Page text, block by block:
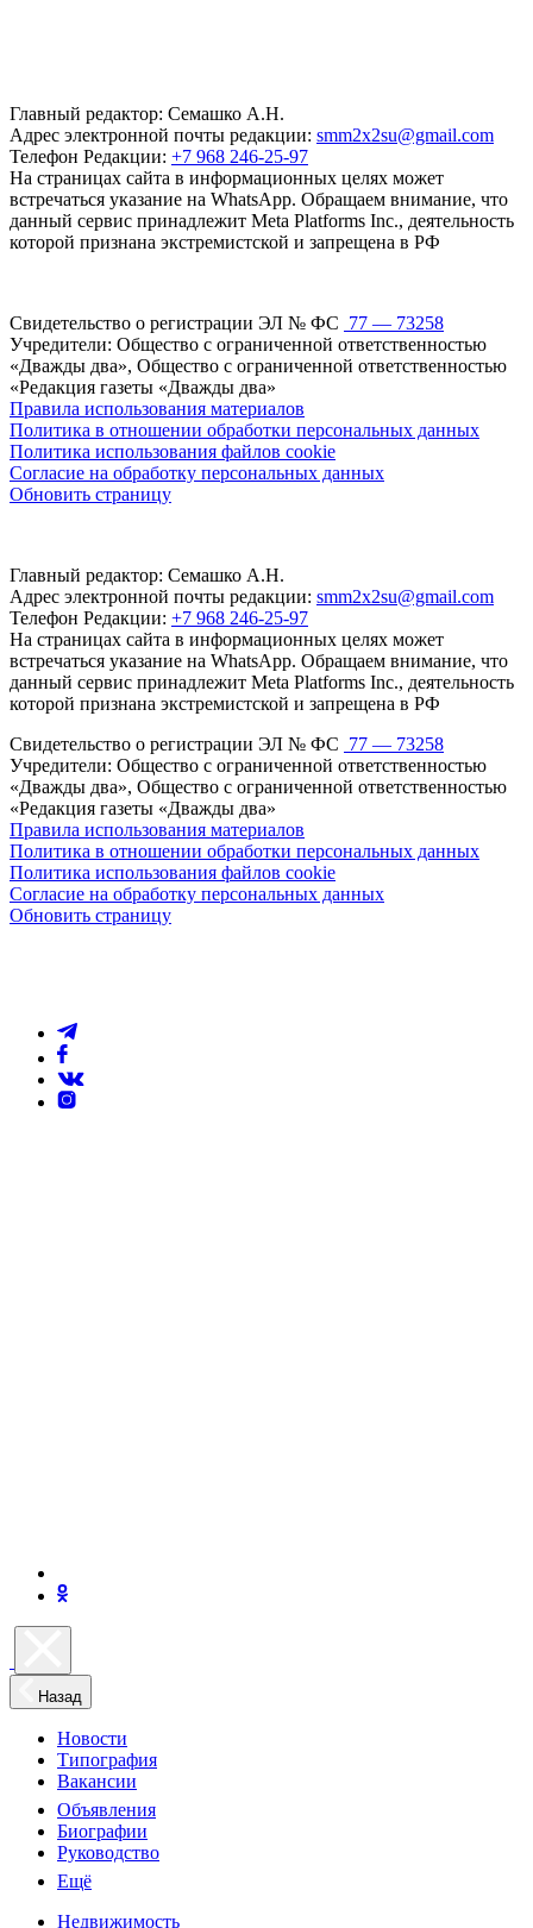
Главный редактор: Семашко А.Н.
Адрес электронной почты редакции: smm2x2su@gmail.com
Телефон Редакции: +7 968 246-25-97
На страницах сайта в информационных целях может
встречаться указание на WhatsApp. Обращаем внимание, что
данный сервис принадлежит Meta Platforms Inc., деятельность
которой признана экстремистской и запрещена в РФ
Свидетельство о регистрации ЭЛ № ФС 77 — 73258
Учредители: Общество с ограниченной ответственностью
«Дважды два», Общество с ограниченной ответственностью
«Редакция газеты «Дважды два»
Правила использования материалов
Политика в отношении обработки персональных данных
Политика использования файлов cookie
Согласие на обработку персональных данных
Обновить страницу
Главный редактор: Семашко А.Н.
Адрес электронной почты редакции: smm2x2su@gmail.com
Телефон Редакции: +7 968 246-25-97
На страницах сайта в информационных целях может
встречаться указание на WhatsApp. Обращаем внимание, что
данный сервис принадлежит Meta Platforms Inc., деятельность
которой признана экстремистской и запрещена в РФ
Свидетельство о регистрации ЭЛ № ФС 77 — 73258
Учредители: Общество с ограниченной ответственностью
«Дважды два», Общество с ограниченной ответственностью
«Редакция газеты «Дважды два»
Правила использования материалов
Политика в отношении обработки персональных данных
Политика использования файлов cookie
Согласие на обработку персональных данных
Обновить страницу
Назад
Новости
Типография
Вакансии
Объявления
Биографии
Руководство
Ещё
Недвижимость